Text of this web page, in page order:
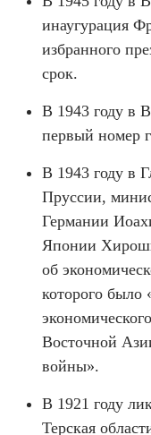
инаугурация
избранного
срок.
В 1943 году в
первый номер
В 1943 году в
Пруссии,
Германии
Японии
об
которого было
Восточной
войны».
В 1921 году
Терская